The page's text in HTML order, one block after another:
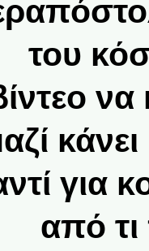
του
για
από τι